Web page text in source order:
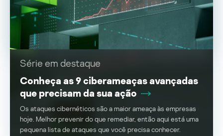
Série em destaque
Conheça as 9 ciberameaças avançadas
que precisam da sua ação
Os ataques cibernéticos são a maior ameaça às empresas
hoje. Melhor prevenir do que remediar, então aqui está uma
pequena lista de ataques que você precisa conhecer.